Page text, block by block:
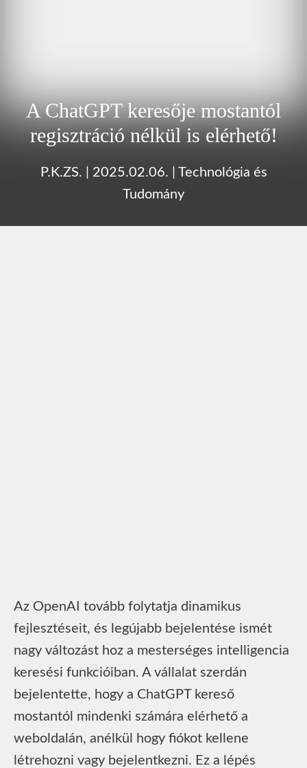
A ChatGPT keresője mostantól
regisztráció nélkül is elérhető!
P.K.ZS. 2025.02.06.
Technológia és
Tudomány
Az OpenAI tovább folytatja dinamikus
fejlesztéseit, és legújabb bejelentése ismét
nagy változást hoz a mesterséges intelligencia
keresési funkcióiban. A vállalat szerdán
bejelentette, hogy a ChatGPT kereső
mostantól mindenki számára elérhető a
weboldalán, anélkül hogy fiókot kellene
létrehozni vagy bejelentkezni. Ez a lépés